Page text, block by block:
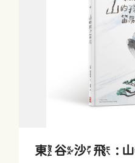
東谷沙飛 :